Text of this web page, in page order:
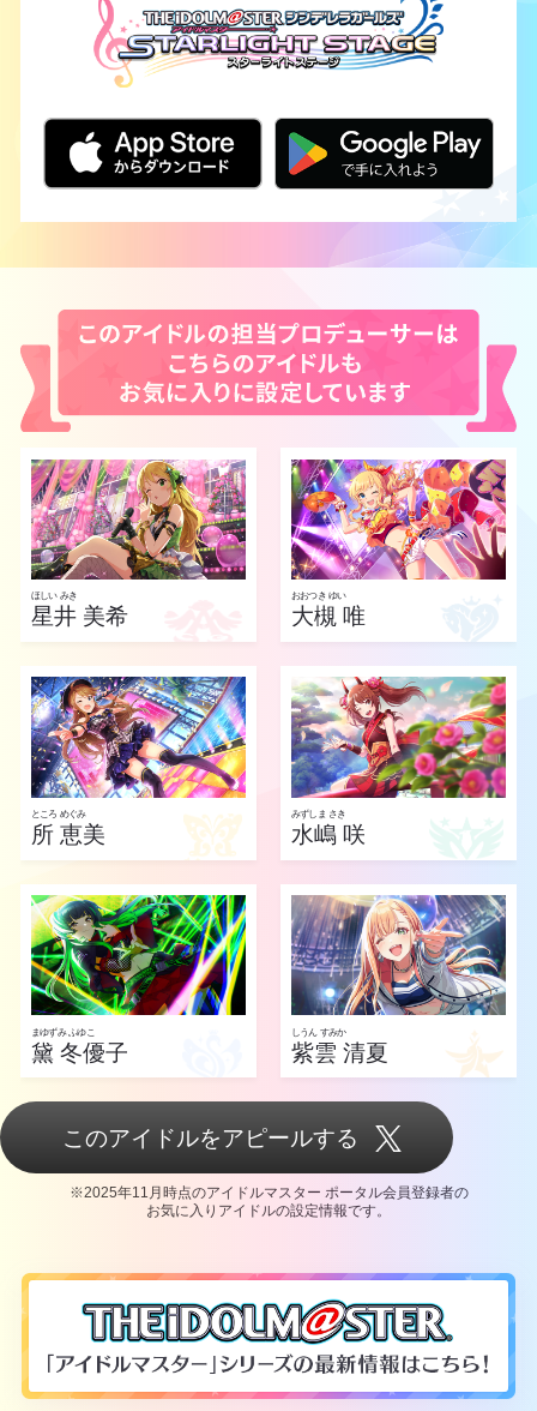
ほしい みき
星井 美希
おおつき ゆい
大槻 唯
ところ めぐみ
所 恵美
みずしま さき
水嶋 咲
まゆずみ ふゆこ
黛 冬優子
しうん すみか
紫雲 清夏
このアイドルをアピールする
※2025年11月時点のアイドルマスター ポータル会員登録者の
お気に入りアイドルの設定情報です。